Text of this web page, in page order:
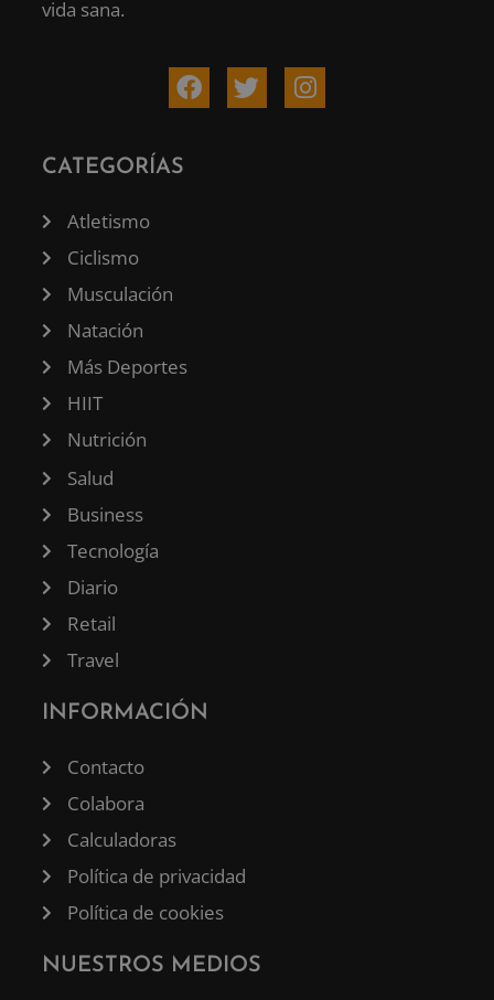
vida sana.
CATEGORÍAS
Atletismo
Ciclismo
Musculación
Natación
Más Deportes
HIIT
Nutrición
Salud
Business
Tecnología
Diario
Retail
Travel
INFORMACIÓN
Contacto
Colabora
Calculadoras
Política de privacidad
Política de cookies
NUESTROS MEDIOS